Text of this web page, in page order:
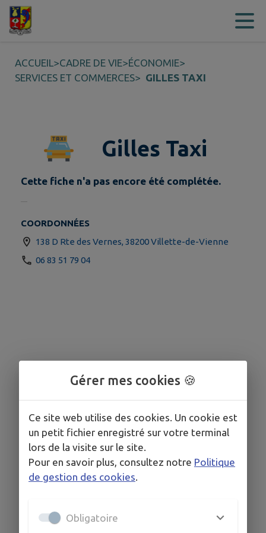
Contenu
ACCUEIL>CADRE DE VIE>ÉCONOMIE>
SERVICES ET COMMERCES> GILLES TAXI
Gilles Taxi
Cette fiche n'a pas encore été complétée.
COORDONNÉES
138 D Rte des Vernes, 38200 Villette-de-Vienne
06 83 51 79 04
Gérer mes cookies 🍪
Ce site web utilise des cookies. Un cookie est
un petit fichier enregistré sur votre terminal
lors de la visite sur le site.
Pour en savoir plus, consultez notre Politique
de gestion des cookies.
Obligatoire